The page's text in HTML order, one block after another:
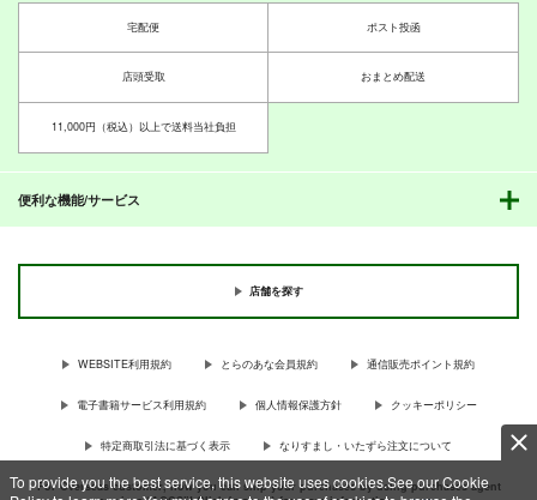
To provide you the best service, this website uses cookies.See our Cookie
宅配便 ポスト投函
店頭受取 おまとめ配送
11,000円（税込）以上で送料当社負担
便利な機能/サービス
店舗を探す
WEBSITE利用規約 とらのあな会員規約 通信販売ポイント規約
電子書籍サービス利用規約 個人情報保護方針 クッキーポリシー
特定商取引法に基づく表示 なりすまし・いたずら注文について
For Overseas customer, now you can ship your purchases by using purchases agent